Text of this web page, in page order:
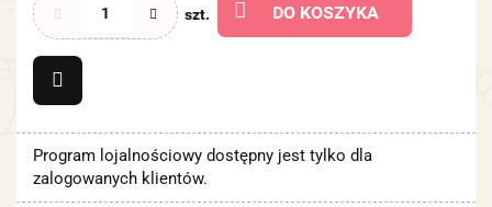
szt. DO KOSZYKA
Program lojalnościowy dostępny jest tylko dla
zalogowanych klientów.